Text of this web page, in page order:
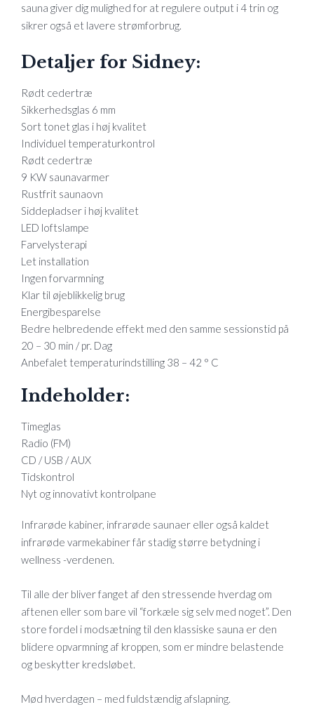
sauna giver dig mulighed for at regulere output i 4 trin og
sikrer også et lavere strømforbrug.
Detaljer for Sidney:
Rødt cedertræ
Sikkerhedsglas 6 mm
Sort tonet glas i høj kvalitet
Individuel temperaturkontrol
Rødt cedertræ
9 KW saunavarmer
Rustfrit saunaovn
Siddepladser i høj kvalitet
LED loftslampe
Farvelysterapi
Let installation
Ingen forvarmning
Klar til øjeblikkelig brug
Energibesparelse
Bedre helbredende effekt med den samme sessionstid på
20 – 30 min / pr. Dag
Anbefalet temperaturindstilling 38 – 42 ° C
Indeholder:
Timeglas
Radio (FM)
CD / USB / AUX
Tidskontrol
Nyt og innovativt kontrolpane
Infrarøde kabiner, infrarøde saunaer eller også kaldet
infrarøde varmekabiner får stadig større betydning i
wellness -verdenen.
Til alle der bliver fanget af den stressende hverdag om
aftenen eller som bare vil “forkæle sig selv med noget”. Den
store fordel i modsætning til den klassiske sauna er den
blidere opvarmning af kroppen, som er mindre belastende
og beskytter kredsløbet.
Mød hverdagen – med fuldstændig afslapning.